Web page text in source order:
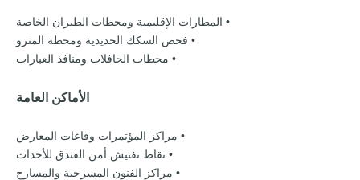
• المطارات الإقليمية ومحطات الطيران الخاصة
• فحص السكك الحديدية ومحطة المترو
• محطات الحافلات ومنافذ العبارات
الأماكن العامة
• مراكز المؤتمرات وقاعات المعارض
• نقاط تفتيش أمن الفندق للأحداث
• مراكز الفنون المسرحية والمسارح